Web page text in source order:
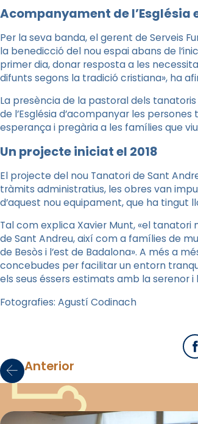
Acompanyament de l’Església
Per la seva banda, el gerent de Serveis
la benedicció del nou espai abans de
primer dia, donar resposta a les
difunts segons la tradició cristiana», ha
La presència de la pastoral dels
de l’Església d’acompanyar les
esperança i pregària a les famílies que
Un projecte iniciat el 2018
El projecte del nou Tanatori de Sant
tràmits administratius, les obres van
d’aquest nou equipament, que ha tingut
Tal com explica Xavier Munt, «el
de Sant Andreu, així com a famílies de
de Besòs i l’est de Badalona». A més a
concebudes per facilitar un entorn
els seus éssers estimats amb la serenor
Fotografies: Agustí Codinach
Anterior